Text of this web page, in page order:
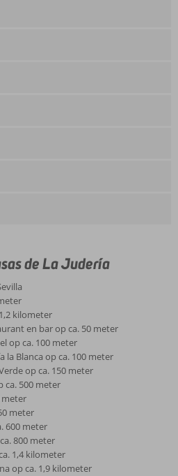
de La Judería
kilometer
en bar op ca. 50 meter
op ca. 100 meter
la Blanca op ca. 100 meter
op ca. 150 meter
ca. 500 meter
meter
meter
600 meter
800 meter
1,4 kilometer
op ca. 1,9 kilometer